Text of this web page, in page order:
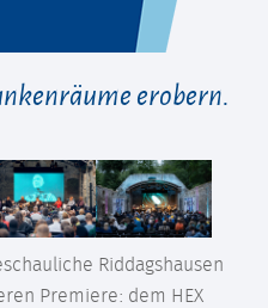
erobern.
Riddagshausen
Premiere: dem HEX